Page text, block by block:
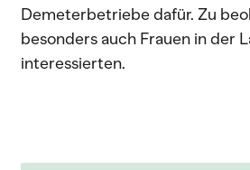
Demeterbetriebe dafür. Zu
besonders auch Frauen in der
interessierten.